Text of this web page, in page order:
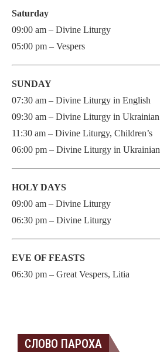
Saturday
09:00 am – Divine Liturgy
05:00 pm – Vespers
SUNDAY
07:30 am – Divine Liturgy in English
09:30 am – Divine Liturgy in Ukrainian
11:30 am – Divine Liturgy, Children’s
06:00 pm – Divine Liturgy in Ukrainian
HOLY DAYS
09:00 am – Divine Liturgy
06:30 pm – Divine Liturgy
EVE OF FEASTS
06:30 pm – Great Vespers, Litia
СЛОВО ПАРОХА